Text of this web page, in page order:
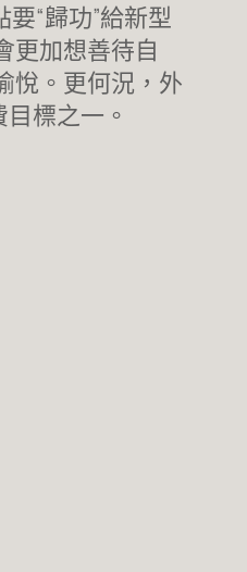
“歸功”給新型
更加想善待自
悅。更何況，外
標之一。